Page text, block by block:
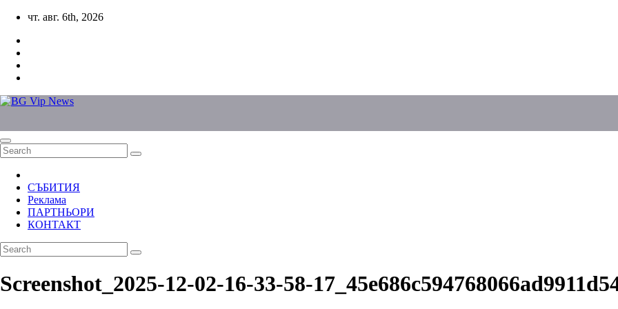
Skip
content
чт. авг. 6th, 2026
СЪБИТИЯ
Реклама
ПАРТНЬОРИ
КОНТАКТ
Screenshot_2025-12-02-16-33-58-